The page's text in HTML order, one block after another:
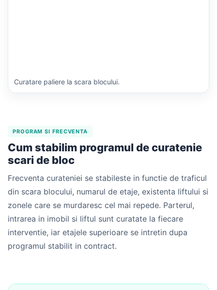
Curatare paliere la scara blocului.
PROGRAM SI FRECVENTA
Cum stabilim programul de curatenie
scari de bloc
Frecventa curateniei se stabileste in functie de traficul
din scara blocului, numarul de etaje, existenta liftului si
zonele care se murdaresc cel mai repede. Parterul,
intrarea in imobil si liftul sunt curatate la fiecare
interventie, iar etajele superioare se intretin dupa
programul stabilit in contract.